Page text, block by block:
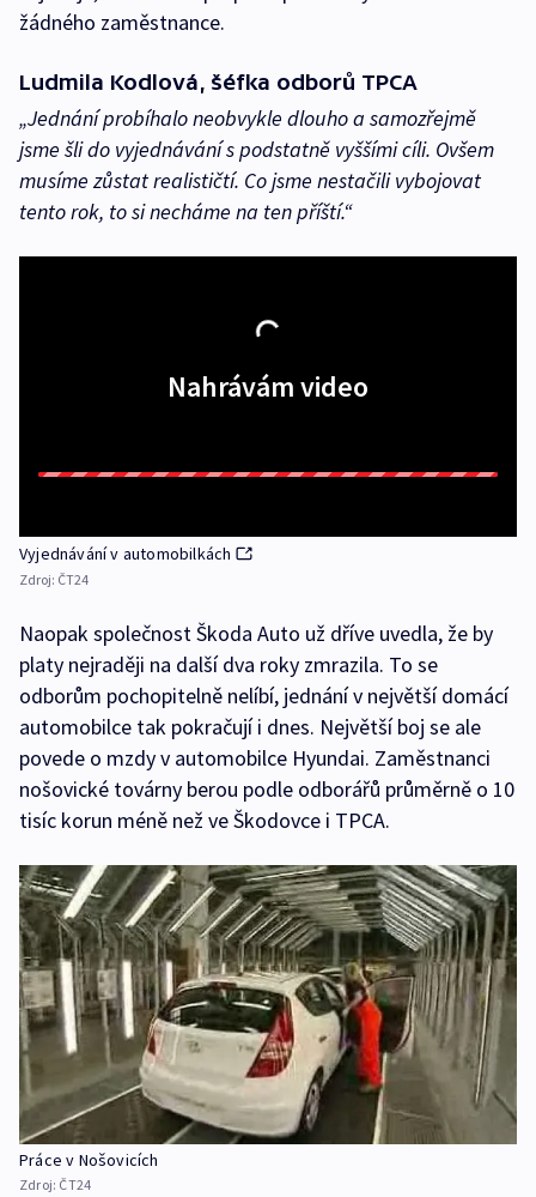
žádného zaměstnance.
Ludmila Kodlová, šéfka odborů TPCA
„Jednání probíhalo neobvykle dlouho a samozřejmě
jsme šli do vyjednávání s podstatně vyššími cíli. Ovšem
musíme zůstat realističtí. Co jsme nestačili vybojovat
tento rok, to si necháme na ten příští.“
Nahrávám video
Vyjednávání v automobilkách
Zdroj: ČT24
Naopak společnost Škoda Auto už dříve uvedla, že by
platy nejraději na další dva roky zmrazila. To se
odborům pochopitelně nelíbí, jednání v největší domácí
automobilce tak pokračují i dnes. Největší boj se ale
povede o mzdy v automobilce Hyundai. Zaměstnanci
nošovické továrny berou podle odborářů průměrně o 10
tisíc korun méně než ve Škodovce i TPCA.
Práce v Nošovicích
Zdroj: ČT24